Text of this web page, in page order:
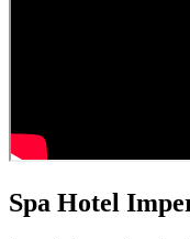
Spa Hotel